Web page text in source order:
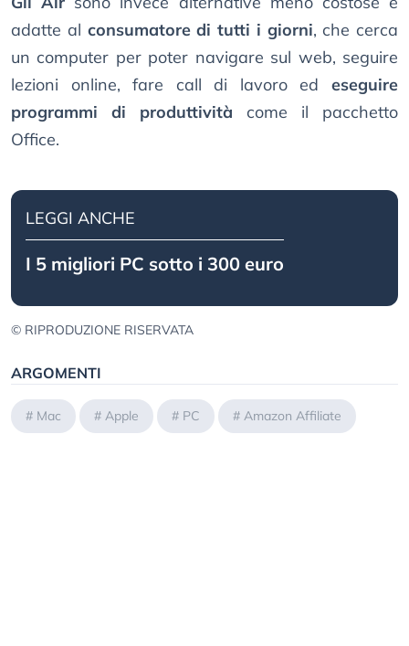
adatte al consumatore di tutti i giorni, che cerca
un computer per poter navigare sul web, seguire
lezioni online, fare call di lavoro ed eseguire
programmi di produttività come il pacchetto
Office.
LEGGI ANCHE
I 5 migliori PC sotto i 300 euro
© RIPRODUZIONE RISERVATA
ARGOMENTI
# Mac # Apple # PC # Amazon Affiliate